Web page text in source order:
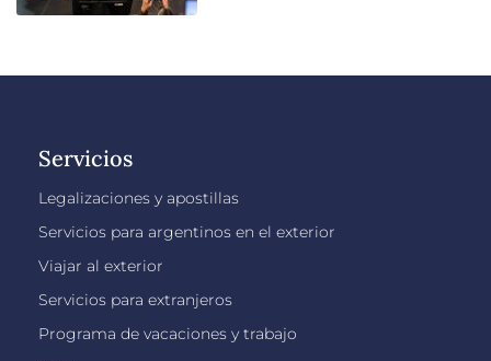
Servicios
Legalizaciones y apostillas
Servicios para argentinos en el exterior
Viajar al exterior
Servicios para extranjeros
Programa de vacaciones y trabajo